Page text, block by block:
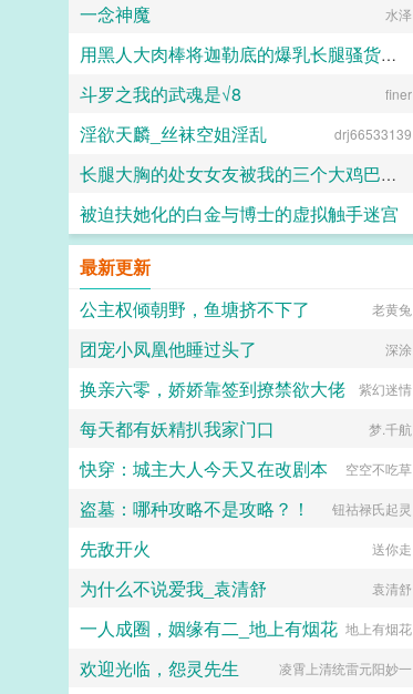
露露
一念神魔 水泽
用黑人大肉棒将迦勒底的爆乳长腿骚货英灵一个个的全都调教成发情媚黑母猪贱婊吧
克图格亚改二
斗罗之我的武魂是√8 finer
淫欲天麟_丝袜空姐淫乱 drj66533139
长腿大胸的处女女友被我的三个大鸡巴室友轮番调教，狠狠灌精直到怀孕
158330
被迫扶她化的白金与博士的虚拟触手迷宫
最新更新
公主权倾朝野，鱼塘挤不下了
老黄兔
团宠小凤凰他睡过头了 深涂
换亲六零，娇娇靠签到撩禁欲大佬 紫幻迷情
每天都有妖精扒我家门口 梦.千航
快穿：城主大人今天又在改剧本 空空不吃草
盗墓：哪种攻略不是攻略？！ 钮祜禄氏起灵
先敌开火 送你走
为什么不说爱我_袁清舒 袁清舒
一人成圈，姻缘有二_地上有烟花 地上有烟花
欢迎光临，怨灵先生 凌霄上清统雷元阳妙一